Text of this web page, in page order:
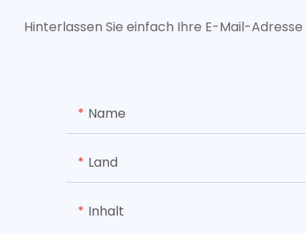
Hinterlassen Sie einfach Ihre E-Mail-
Name
Land
Inhalt